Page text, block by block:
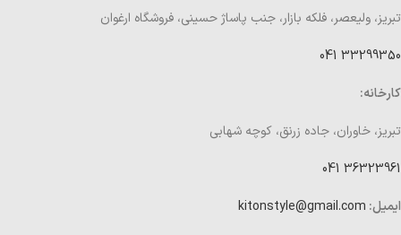
تبریز، ولیعصر، فلکه بازار، جنب پاساژ حسینی، فروشگاه ارغوان
33299350 041
کارخانه:
تبریز، خاوران، جاده زرنق، کوچه شهابی
36323961 041
ایمیل: kitonstyle@gmail.com